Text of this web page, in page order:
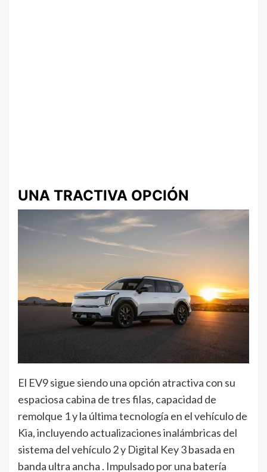
UNA TRACTIVA OPCIÓN
El EV9 sigue siendo una opción atractiva con su
espaciosa cabina de tres filas, capacidad de
remolque 1 y la última tecnología en el vehículo de
Kia, incluyendo actualizaciones inalámbricas del
sistema del vehículo 2 y Digital Key 3 basada en
banda ultra ancha . Impulsado por una batería